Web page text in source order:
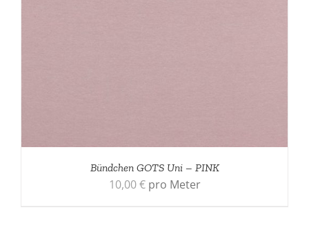
Bündchen GOTS Uni – PINK
10,00€ pro Meter